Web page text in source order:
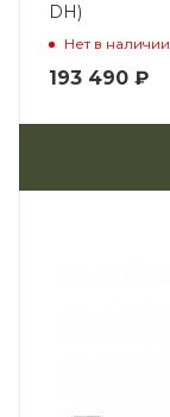
DH)
Нет в наличии
193 490 ₽